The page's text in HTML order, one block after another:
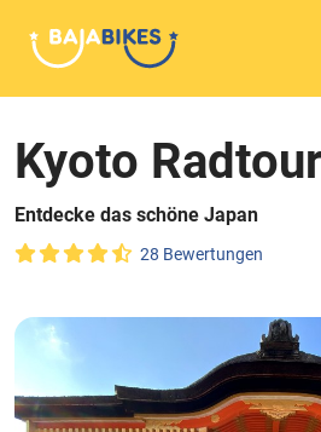
Kyoto Radtour
Entdecke das schöne Japan
28 Bewertungen